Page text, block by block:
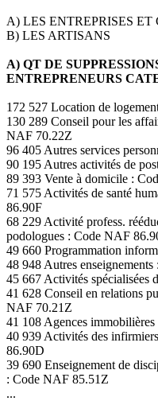
A) LES ENTREPRISES
B) LES ARTISANS
A) QT DE
ENTREPRENEURS
172 527 Location de
130 289 Conseil pour les
NAF 70.22Z
96 405 Autres services
90 195 Autres activités de
89 393 Vente à domicile :
71 575 Activités de santé
86.90F
68 229 Activité profess.
podologues : Code NAF
49 660 Programmation
48 948 Autres
45 667 Activités spécialisées
41 628 Conseil en relations
NAF 70.21Z
41 108 Agences
40 939 Activités des
86.90D
39 690 Enseignement de
: Code NAF 85.51Z
...